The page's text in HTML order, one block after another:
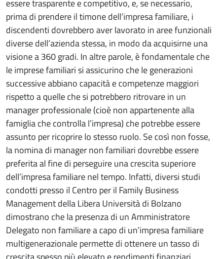
essere trasparente e competitivo, e, se necessario,
prima di prendere il timone dell’impresa familiare, i
discendenti dovrebbero aver lavorato in aree funzionali
diverse dell’azienda stessa, in modo da acquisirne una
visione a 360 gradi. In altre parole, è fondamentale che
le imprese familiari si assicurino che le generazioni
successive abbiano capacità e competenze maggiori
rispetto a quelle che si potrebbero ritrovare in un
manager professionale (cioè non appartenente alla
famiglia che controlla l’impresa) che potrebbe essere
assunto per ricoprire lo stesso ruolo. Se così non fosse,
la nomina di manager non familiari dovrebbe essere
preferita al fine di perseguire una crescita superiore
dell’impresa familiare nel tempo. Infatti, diversi studi
condotti presso il Centro per il Family Business
Management della Libera Università di Bolzano
dimostrano che la presenza di un Amministratore
Delegato non familiare a capo di un’impresa familiare
multigenerazionale permette di ottenere un tasso di